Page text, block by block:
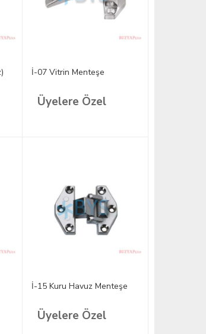
İ-07 Vitrin Menteşe
Üyelere Özel
İ-15 Kuru Havuz Menteşe
Üyelere Özel